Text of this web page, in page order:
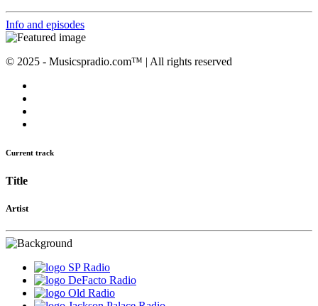
Info and episodes
© 2025 - Musicspradio.com™ | All rights reserved
Current track
Title
Artist
SP Radio
DeFacto Radio
Old Radio